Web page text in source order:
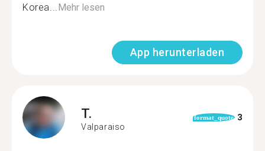
Korea...Mehr lesen
App herunterladen
T.
Valparaiso
format_quote 3